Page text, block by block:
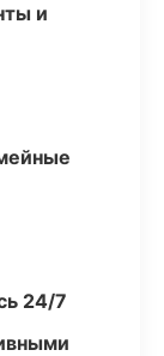
и
24/7